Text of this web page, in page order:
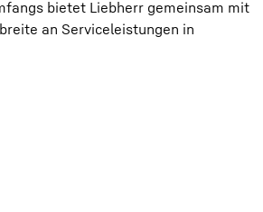
bietet Liebherr gemeinsam mit
an Serviceleistungen in